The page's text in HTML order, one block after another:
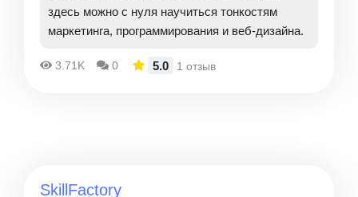
здесь можно с нуля научиться тонкостям
маркетинга, программирования и веб-дизайна.
3.71K 0 5.0 1 отзыв
SkillFactory